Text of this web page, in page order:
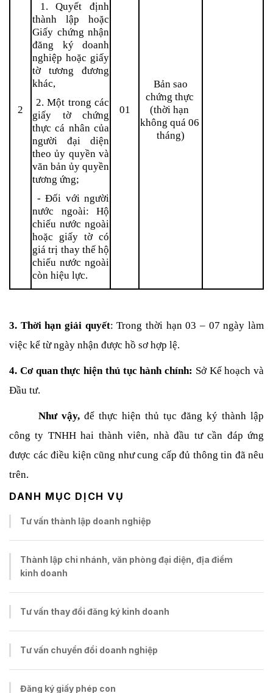
DANH MỤC DỊCH VỤ
Tư vấn thành lập doanh nghiệp
Thành lập chi nhánh, văn phòng đại diện, địa điểm
kinh doanh
Tư vấn thay đổi đăng ký kinh doanh
Tư vấn chuyển đổi doanh nghiệp
Đăng ký giấy phép con
2
1. Quyết định
thành lập hoặc
Giấy chứng nhận
đăng ký doanh
nghiệp hoặc giấy
tờ tương đương
khác,
2. Một trong các
giấy tờ chứng
thực cá nhân của
người đại diện
theo ủy quyền và
văn bản ủy quyền
tương ứng;
- Đối với người
nước ngoài: Hộ
chiếu nước ngoài
hoặc giấy tờ có
giá trị thay thế hộ
chiếu nước ngoài
còn hiệu lực.
01
Bản sao
chứng thực
(thời hạn
không quá 06
tháng)
3. Thời hạn giải quyết: Trong thời hạn 03 – 07 ngày làm
việc kể từ ngày nhận được hồ sơ hợp lệ.
4. Cơ quan thực hiện thủ tục hành chính: Sở Kế hoạch và
Đầu tư.
Như vậy, để thực hiện thủ tục đăng ký thành lập
công ty TNHH hai thành viên, nhà đầu tư cần đáp ứng
được các điều kiện cũng như cung cấp đủ thông tin đã nêu
trên.